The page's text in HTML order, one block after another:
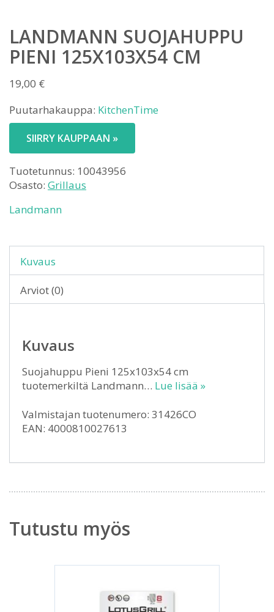
LANDMANN SUOJAHUPPU
PIENI 125X103X54 CM
19,00 €
Puutarhakauppa: KitchenTime
SIIRRY KAUPPAAN »
Tuotetunnus: 10043956
Osasto: Grillaus
Landmann
Kuvaus
Arviot (0)
Kuvaus
Suojahuppu Pieni 125x103x54 cm
tuotemerkiltä Landmann… Lue lisää »
Valmistajan tuotenumero: 31426CO
EAN: 4000810027613
Tutustu myös